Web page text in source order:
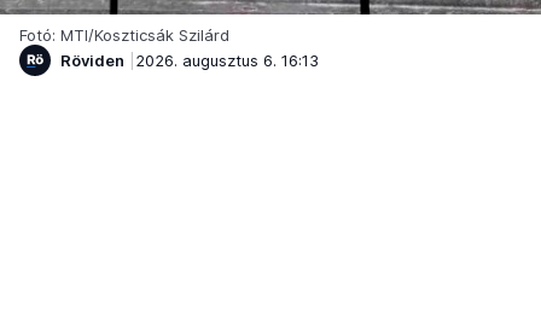
Fotó: MTI/Koszticsák Szilárd
Röviden
2026. augusztus 6. 16:13